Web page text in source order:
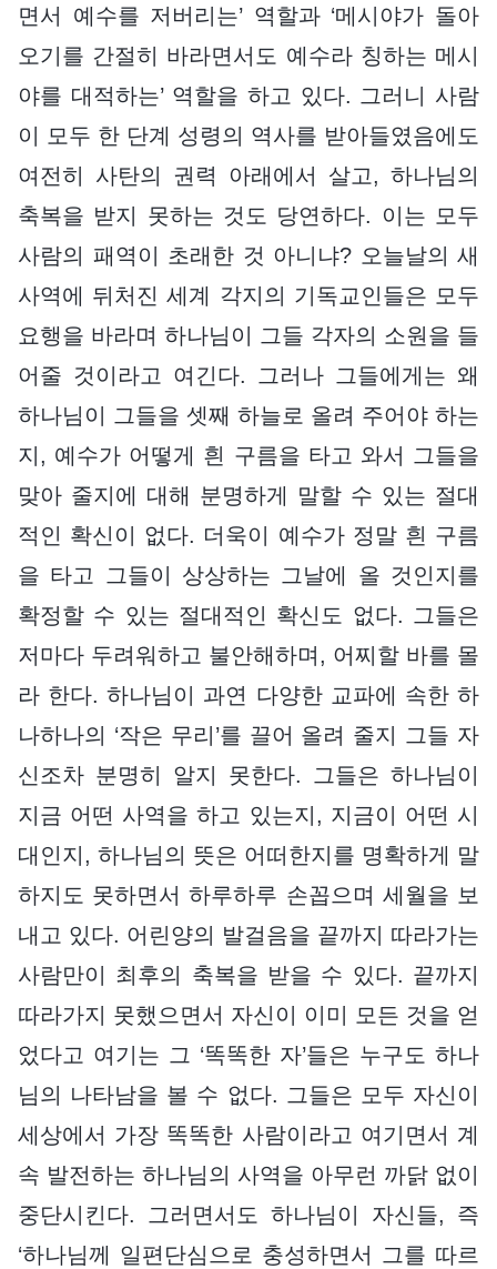
면서 예수를 저버리는’ 역할과 ‘메시야가 돌아
오기를 간절히 바라면서도 예수라 칭하는 메시
야를 대적하는’ 역할을 하고 있다. 그러니 사람
이 모두 한 단계 성령의 역사를 받아들였음에도
여전히 사탄의 권력 아래에서 살고, 하나님의
축복을 받지 못하는 것도 당연하다. 이는 모두
사람의 패역이 초래한 것 아니냐? 오늘날의 새
사역에 뒤처진 세계 각지의 기독교인들은 모두
요행을 바라며 하나님이 그들 각자의 소원을 들
어줄 것이라고 여긴다. 그러나 그들에게는 왜
하나님이 그들을 셋째 하늘로 올려 주어야 하는
지, 예수가 어떻게 흰 구름을 타고 와서 그들을
맞아 줄지에 대해 분명하게 말할 수 있는 절대
적인 확신이 없다. 더욱이 예수가 정말 흰 구름
을 타고 그들이 상상하는 그날에 올 것인지를
확정할 수 있는 절대적인 확신도 없다. 그들은
저마다 두려워하고 불안해하며, 어찌할 바를 몰
라 한다. 하나님이 과연 다양한 교파에 속한 하
나하나의 ‘작은 무리’를 끌어 올려 줄지 그들 자
신조차 분명히 알지 못한다. 그들은 하나님이
지금 어떤 사역을 하고 있는지, 지금이 어떤 시
대인지, 하나님의 뜻은 어떠한지를 명확하게 말
하지도 못하면서 하루하루 손꼽으며 세월을 보
내고 있다. 어린양의 발걸음을 끝까지 따라가는
사람만이 최후의 축복을 받을 수 있다. 끝까지
따라가지 못했으면서 자신이 이미 모든 것을 얻
었다고 여기는 그 ‘똑똑한 자’들은 누구도 하나
님의 나타남을 볼 수 없다. 그들은 모두 자신이
세상에서 가장 똑똑한 사람이라고 여기면서 계
속 발전하는 하나님의 사역을 아무런 까닭 없이
중단시킨다. 그러면서도 하나님이 자신들, 즉
‘하나님께 일편단심으로 충성하면서 그를 따르